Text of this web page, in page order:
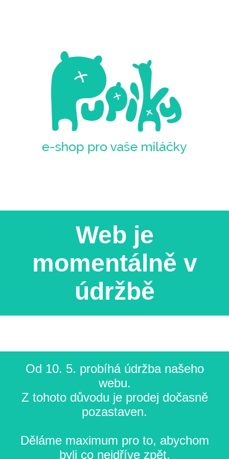
Web je
momentálně v
údržbě
Od 10. 5. probíhá údržba našeho
webu.
Z tohoto důvodu je prodej dočasně
pozastaven.
Děláme maximum pro to, abychom
byli co nejdříve zpět.